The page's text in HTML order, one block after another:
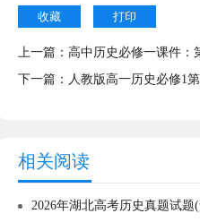
收藏 打印
上一篇： 高中历史必修一课件：
下一篇： 人教版高一历史必修1
相关阅读
2026年湖北高考历史真题试题